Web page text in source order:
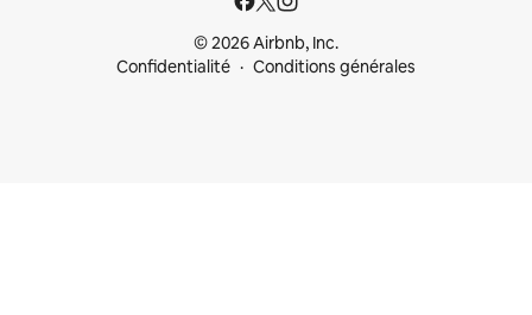
© 2026 Airbnb, Inc.
Confidentialité
Conditions générales